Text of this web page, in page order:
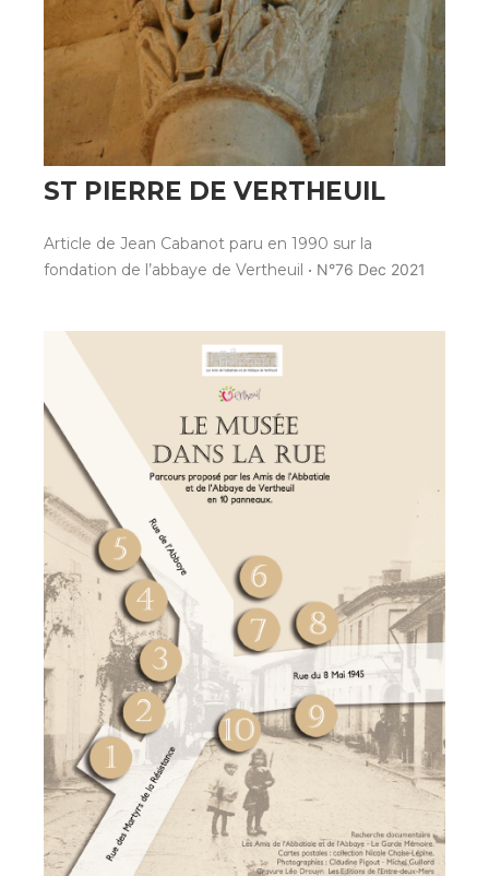
ST PIERRE DE VERTHEUIL
Article de Jean Cabanot paru en 1990 sur la
fondation de l’abbaye de Vertheuil • N°76 Dec 2021